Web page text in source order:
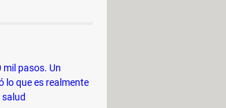
serie
Lexmark
mil pasos. Un
lo que es realmente